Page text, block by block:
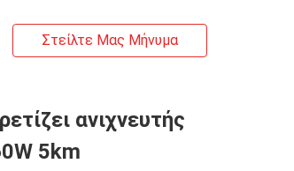
Στείλτε Μας Μήνυμα
ανιχνευτής
5km